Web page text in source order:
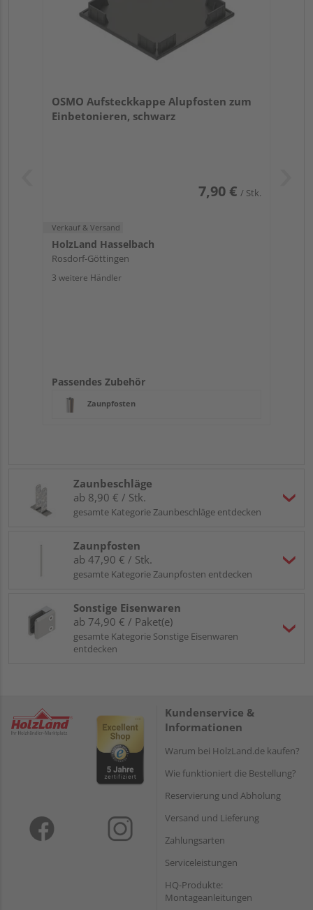
OSMO Aufsteckkappe Alupfosten zum
Einbetonieren, schwarz
7,90 € / Stk.
Verkauf & Versand
HolzLand Hasselbach
Rosdorf-Göttingen
3 weitere Händler
Passendes Zubehör
Zaunpfosten
Zaunbeschläge
ab 8,90 € / Stk.
gesamte Kategorie Zaunbeschläge entdecken
Zaunpfosten
ab 47,90 € / Stk.
gesamte Kategorie Zaunpfosten entdecken
Sonstige Eisenwaren
ab 74,90 € / Paket(e)
gesamte Kategorie Sonstige Eisenwaren
entdecken
Kundenservice &
Informationen
Warum bei HolzLand.de kaufen?
Wie funktioniert die Bestellung?
Reservierung und Abholung
Versand und Lieferung
Zahlungsarten
Serviceleistungen
HQ-Produkte:
Montageanleitungen